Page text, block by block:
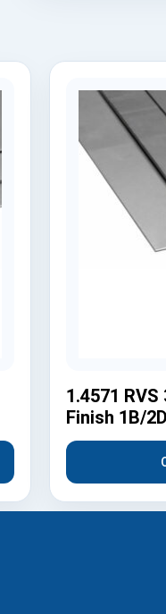
1.4571
Finish 1B/2D